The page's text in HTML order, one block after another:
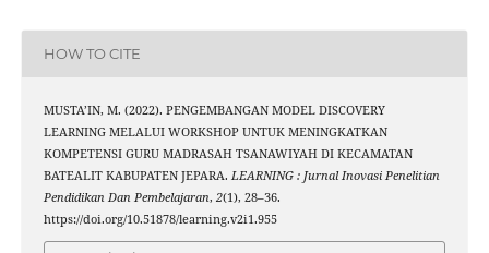
HOW TO CITE
MUSTA’IN, M. (2022). PENGEMBANGAN MODEL DISCOVERY
LEARNING MELALUI WORKSHOP UNTUK MENINGKATKAN
KOMPETENSI GURU MADRASAH TSANAWIYAH DI KECAMATAN
BATEALIT KABUPATEN JEPARA. LEARNING : Jurnal Inovasi Penelitian
Pendidikan Dan Pembelajaran, 2(1), 28–36.
https://doi.org/10.51878/learning.v2i1.955